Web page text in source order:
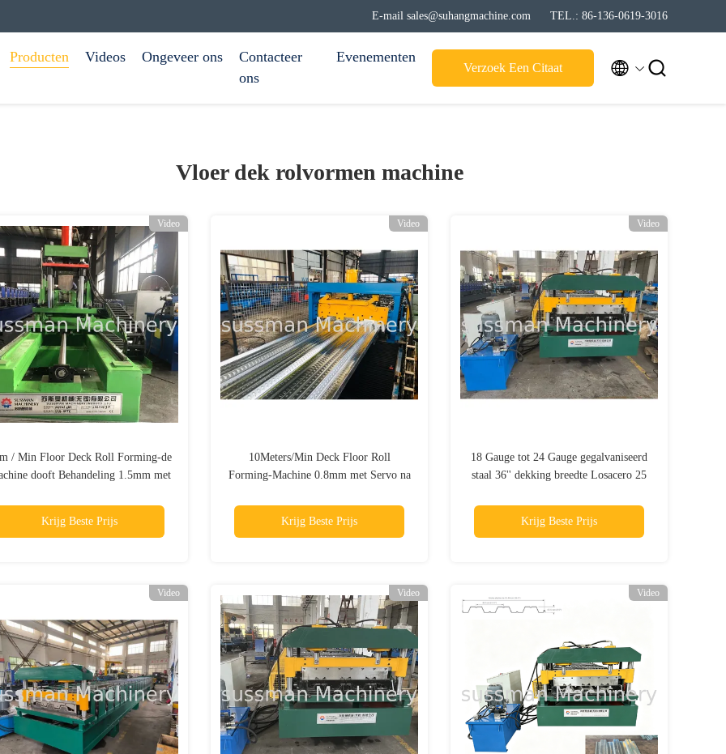
E-mail sales@suhangmachine.com TEL.: 86-136-0619-3016
Producten Videos Ongeveer ons
Contacteer
ons
Evenementen
Verzoek Een Citaat  
Vloer dek rolvormen machine
Video
/ Min Floor Deck Roll Forming-de
dooft Behandeling 1.5mm met
Krijg Beste Prijs
Video
10Meters/Min Deck Floor Roll
Forming-Machine 0.8mm met Servo na
Krijg Beste Prijs
Video
18 Gauge tot 24 Gauge gegalvaniseerd
staal 36'' dekking breedte Losacero 25
Krijg Beste Prijs
Video Video Video